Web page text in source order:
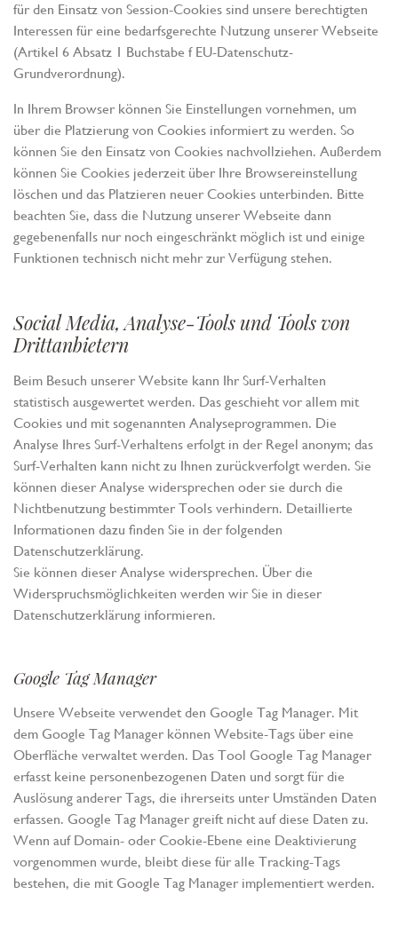
für den Einsatz von Session-Cookies sind unsere berechtigten
Interessen für eine bedarfsgerechte Nutzung unserer Webseite
(Artikel 6 Absatz 1 Buchstabe f EU-Datenschutz-
Grundverordnung).
In Ihrem Browser können Sie Einstellungen vornehmen, um
über die Platzierung von Cookies informiert zu werden. So
können Sie den Einsatz von Cookies nachvollziehen. Außerdem
können Sie Cookies jederzeit über Ihre Browsereinstellung
löschen und das Platzieren neuer Cookies unterbinden. Bitte
beachten Sie, dass die Nutzung unserer Webseite dann
gegebenenfalls nur noch eingeschränkt möglich ist und einige
Funktionen technisch nicht mehr zur Verfügung stehen.
Social Media, Analyse-Tools und Tools von
Drittanbietern
Beim Besuch unserer Website kann Ihr Surf-Verhalten
statistisch ausgewertet werden. Das geschieht vor allem mit
Cookies und mit sogenannten Analyseprogrammen. Die
Analyse Ihres Surf-Verhaltens erfolgt in der Regel anonym; das
Surf-Verhalten kann nicht zu Ihnen zurückverfolgt werden. Sie
können dieser Analyse widersprechen oder sie durch die
Nichtbenutzung bestimmter Tools verhindern. Detaillierte
Informationen dazu finden Sie in der folgenden
Datenschutzerklärung.
Sie können dieser Analyse widersprechen. Über die
Widerspruchsmöglichkeiten werden wir Sie in dieser
Datenschutzerklärung informieren.
Google Tag Manager
Unsere Webseite verwendet den Google Tag Manager. Mit
dem Google Tag Manager können Website-Tags über eine
Oberfläche verwaltet werden. Das Tool Google Tag Manager
erfasst keine personenbezogenen Daten und sorgt für die
Auslösung anderer Tags, die ihrerseits unter Umständen Daten
erfassen. Google Tag Manager greift nicht auf diese Daten zu.
Wenn auf Domain- oder Cookie-Ebene eine Deaktivierung
vorgenommen wurde, bleibt diese für alle Tracking-Tags
bestehen, die mit Google Tag Manager implementiert werden.